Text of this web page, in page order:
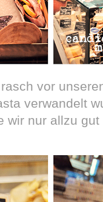
vor
verwandelt
wir nur allzu